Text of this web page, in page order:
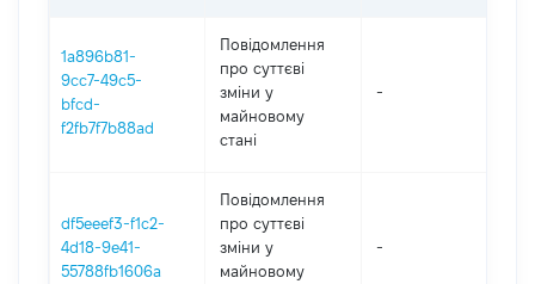
1a896b81-
9cc7-49c5-
bfcd-
f2fb7f7b88ad
Повідомлення
про суттєві
зміни y
майновому
стані
-
df5eeef3-f1c2-
4d18-9e41-
55788fb1606a
Повідомлення
про суттєві
зміни y
майновому
-